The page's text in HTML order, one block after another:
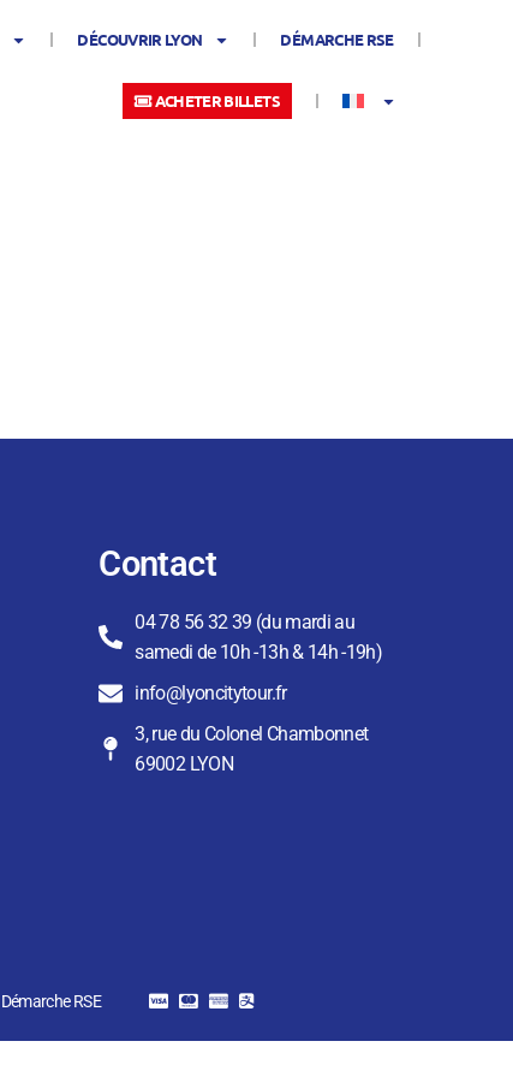
DÉCOUVRIR LYON DÉMARCHE RSE
ACHETER BILLETS
Contact
04 78 56 32 39 (du mardi au
samedi de 10h -13h & 14h -19h)
info@lyoncitytour.fr
3, rue du Colonel Chambonnet
69002 LYON
Démarche RSE